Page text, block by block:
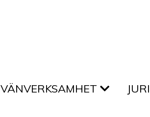
VÄNVERKSAMHET